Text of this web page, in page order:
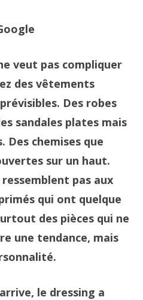
veut pas compliquer
des vêtements
Des robes
sandales plates mais
Des chemises que
sur un haut.
pas aux
qui ont quelque
des pièces qui ne
une tendance, mais
le dressing a